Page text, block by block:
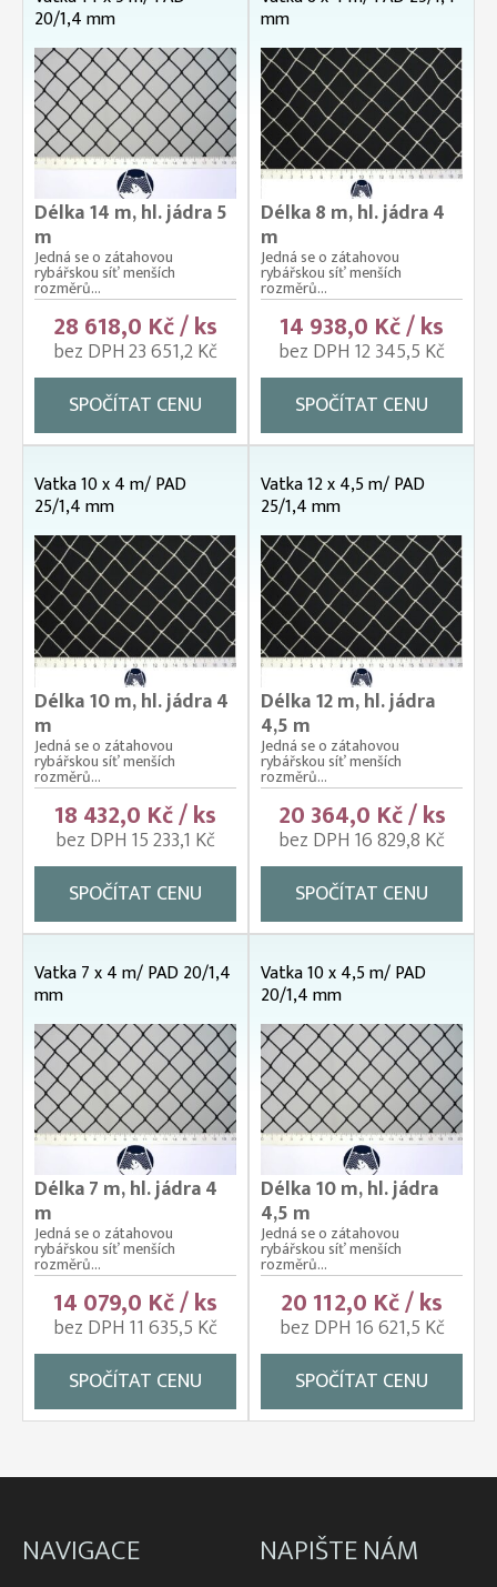
20/1,4 mm
Délka 14 m, hl. jádra 5
m
Jedná se o zátahovou
rybářskou síť menších
rozměrů...
28 618,0 Kč / ks
bez DPH 23 651,2 Kč
SPOČÍTAT CENU
mm
Délka 8 m, hl. jádra 4
m
Jedná se o zátahovou
rybářskou síť menších
rozměrů...
14 938,0 Kč / ks
bez DPH 12 345,5 Kč
SPOČÍTAT CENU
Vatka 10 x 4 m/ PAD
25/1,4 mm
Délka 10 m, hl. jádra 4
m
Jedná se o zátahovou
rybářskou síť menších
rozměrů...
18 432,0 Kč / ks
bez DPH 15 233,1 Kč
SPOČÍTAT CENU
Vatka 12 x 4,5 m/ PAD
25/1,4 mm
Délka 12 m, hl. jádra
4,5 m
Jedná se o zátahovou
rybářskou síť menších
rozměrů...
20 364,0 Kč / ks
bez DPH 16 829,8 Kč
SPOČÍTAT CENU
Vatka 7 x 4 m/ PAD 20/1,4
mm
Délka 7 m, hl. jádra 4
m
Jedná se o zátahovou
rybářskou síť menších
rozměrů...
14 079,0 Kč / ks
bez DPH 11 635,5 Kč
SPOČÍTAT CENU
Vatka 10 x 4,5 m/ PAD
20/1,4 mm
Délka 10 m, hl. jádra
4,5 m
Jedná se o zátahovou
rybářskou síť menších
rozměrů...
20 112,0 Kč / ks
bez DPH 16 621,5 Kč
SPOČÍTAT CENU
NAVIGACE NAPIŠTE NÁM